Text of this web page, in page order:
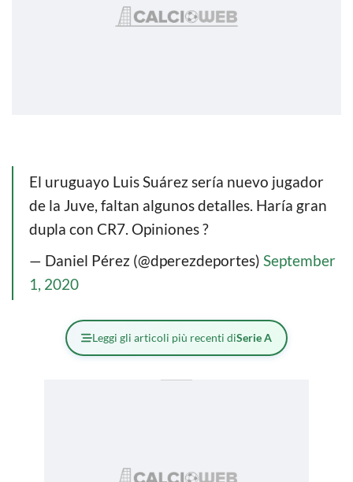
El uruguayo Luis Suárez sería nuevo jugador
de la Juve, faltan algunos detalles. Haría gran
dupla con CR7. Opiniones ?
— Daniel Pérez (@dperezdeportes) September
1, 2020
Leggi gli articoli più recenti diSerie A